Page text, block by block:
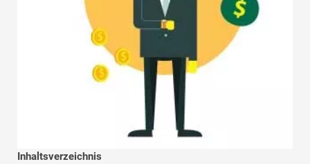
Tutorials zur Finanzmodellierung
Vollständige Form
Risikomanagement-Tutorials
Inhaltsverzeichnis